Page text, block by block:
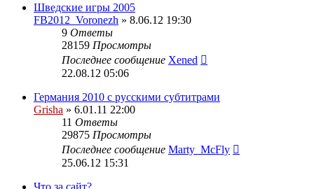
Шведские игры 2005
FB2012_Voronezh » 8.06.12 19:30
9 Ответы
28159 Просмотры
Последнее сообщение Xened
22.08.12 05:06
Германия 2010 с русскими субтитрами
Grisha » 6.01.11 22:00
11 Ответы
29875 Просмотры
Последнее сообщение Marty_McFly
25.06.12 15:31
Что за сайт?